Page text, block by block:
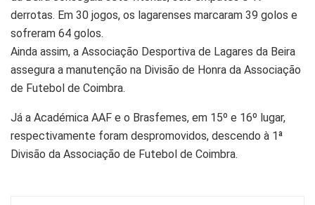
derrotas. Em 30 jogos, os lagarenses marcaram 39 golos e
sofreram 64 golos.
Ainda assim, a Associação Desportiva de Lagares da Beira
assegura a manutenção na Divisão de Honra da Associação
de Futebol de Coimbra.
Já a Académica AAF e o Brasfemes, em 15º e 16º lugar,
respectivamente foram despromovidos, descendo à 1ª
Divisão da Associação de Futebol de Coimbra.